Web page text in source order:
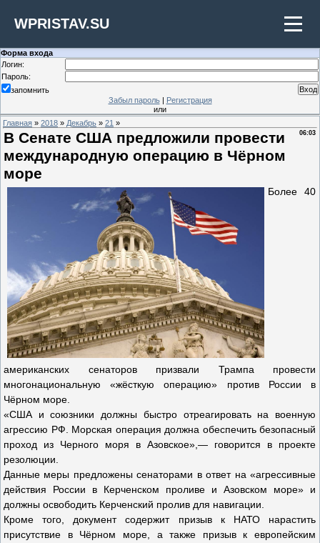
WPRISTAV.SU
Форма входа
Логин:
Пароль:
запомнить
Забыл пароль| Регистрация
или
Главная » 2018 » Декабрь » 21 »
06:03
В Сенате США предложили провести
международную операцию в Чёрном
море
Более 40
американских сенаторов призвали Трампа провести
многонациональную «жёсткую операцию» против России в
Чёрном море.
«США и союзники должны быстро отреагировать на военную
агрессию РФ. Морская операция должна обеспечить безопасный
проход из Черного моря в Азовское»,— говорится в проекте
резолюции.
Данные меры предложены сенаторами в ответ на «агрессивные
действия России в Керченском проливе и Азовском море» и
должны освободить Керченский пролив для навигации.
Кроме того, документ содержит призыв к НАТО нарастить
присутствие в Чёрном море, а также призыв к европейским